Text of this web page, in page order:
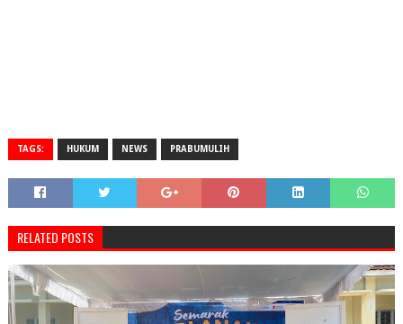
TAGS: HUKUM NEWS PRABUMULIH
RELATED POSTS